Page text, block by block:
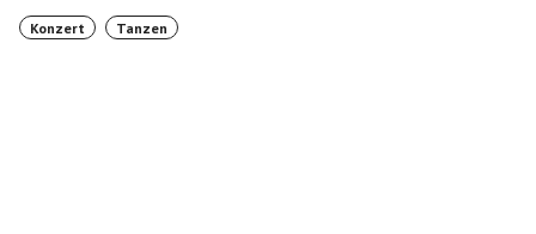
Konzert Tanzen